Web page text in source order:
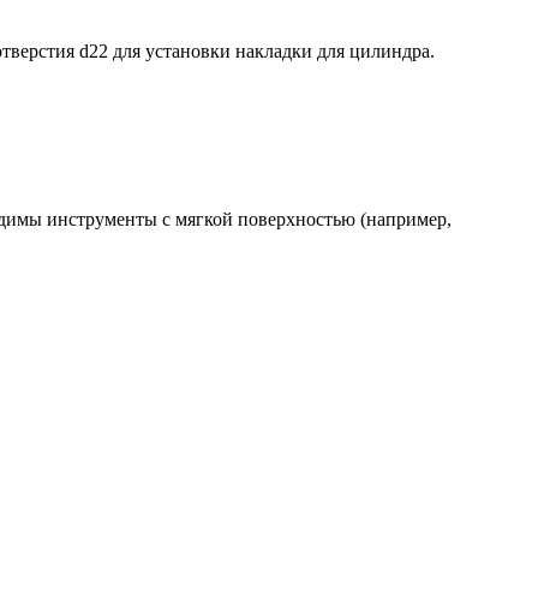
d22 для установки накладки для цилиндра.
инструменты с мягкой поверхностью (например,